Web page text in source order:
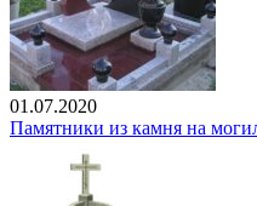
01.07.2020
Памятники из камня на